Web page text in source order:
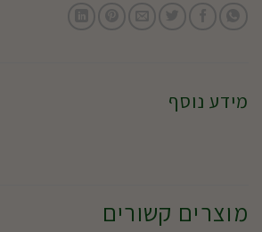
מידע נוסף
מוצרים קשורים